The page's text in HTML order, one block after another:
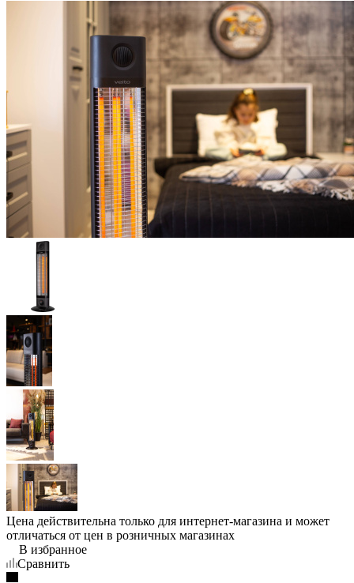
Цена действительна только для интернет-магазина и может
отличаться от цен в розничных магазинах
В избранное
Сравнить